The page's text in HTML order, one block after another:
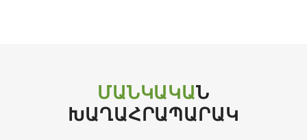
ՄԱՆԿԱԿԱՆ
ԽԱՂԱՀՐԱՊԱՐԱԿ